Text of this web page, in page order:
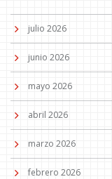
julio 2026
junio 2026
mayo 2026
abril 2026
marzo 2026
febrero 2026